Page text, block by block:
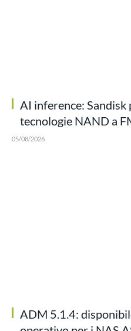
AI inference: Sandisk
tecnologie NAND a
05/08/2026
ADM 5.1.4: